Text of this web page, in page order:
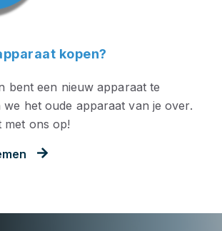
kopen?
bent een nieuw apparaat te
het oude apparaat van je over.
met ons op!